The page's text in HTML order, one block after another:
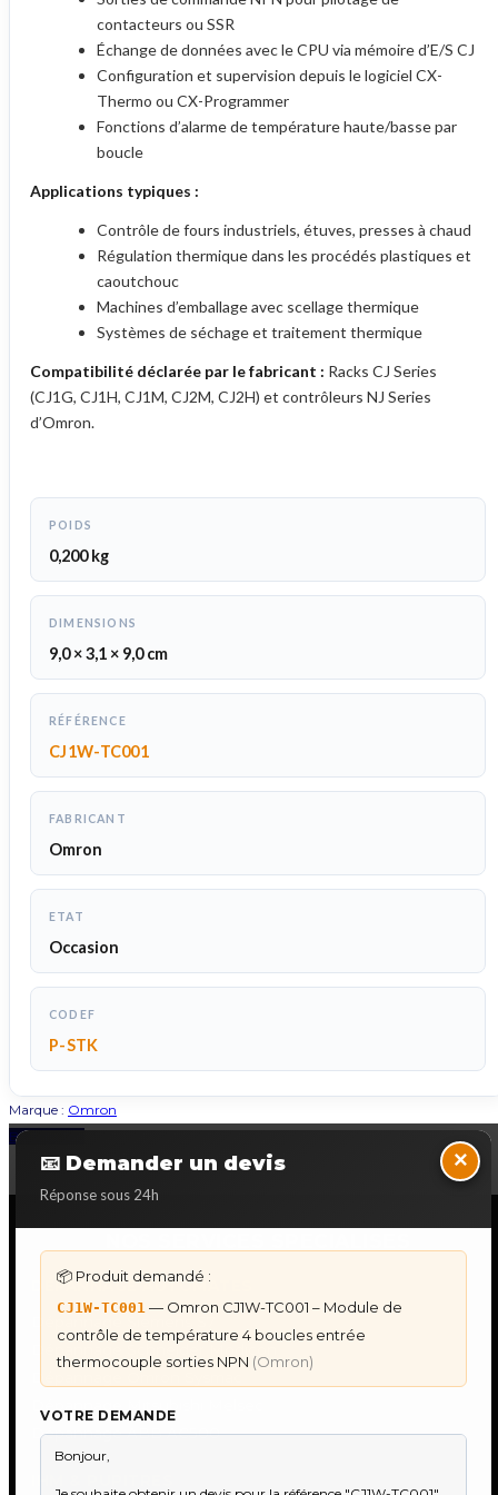
contacteurs ou SSR
Échange de données avec le CPU via mémoire d’E/S CJ
Configuration et supervision depuis le logiciel CX-
Thermo ou CX-Programmer
Fonctions d’alarme de température haute/basse par
boucle
Applications typiques :
Contrôle de fours industriels, étuves, presses à chaud
Régulation thermique dans les procédés plastiques et
caoutchouc
Machines d’emballage avec scellage thermique
Systèmes de séchage et traitement thermique
Compatibilité déclarée par le fabricant : Racks CJ Series
(CJ1G, CJ1H, CJ1M, CJ2M, CJ2H) et contrôleurs NJ Series
d’Omron.
POIDS
0,200 kg
DIMENSIONS
9,0 × 3,1 × 9,0 cm
RÉFÉRENCE
CJ1W-TC001
FABRICANT
Omron
ETAT
Occasion
CODEF
P-STK
Marque : Omron
📧 Demander un devis
Réponse sous 24h
×
📦 Produit demandé :
CJ1W-TC001 — Omron CJ1W-TC001 – Module de
contrôle de température 4 boucles entrée
thermocouple sorties NPN (Omron)
VOTRE DEMANDE
Back to Top
DÉPANNAGE AUTOMATES
Dépannage Schneider Modicon
Dépannage ABB AC500